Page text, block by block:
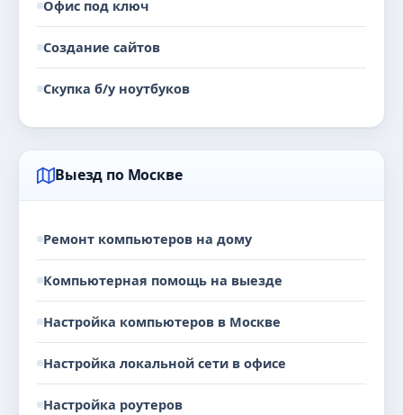
Офис под ключ
Создание сайтов
Скупка б/у ноутбуков
Выезд по Москве
Ремонт компьютеров на дому
Компьютерная помощь на выезде
Настройка компьютеров в Москве
Настройка локальной сети в офисе
Настройка роутеров